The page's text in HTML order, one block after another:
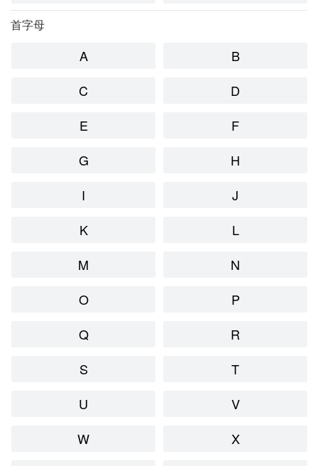
首字母
A
B
C
D
E
F
G
H
I
J
K
L
M
N
O
P
Q
R
S
T
U
V
W
X